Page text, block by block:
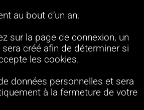
au bout d’un an.
sur la page de connexion, un
créé afin de déterminer si
les cookies.
données personnelles et sera
à la fermeture de votre